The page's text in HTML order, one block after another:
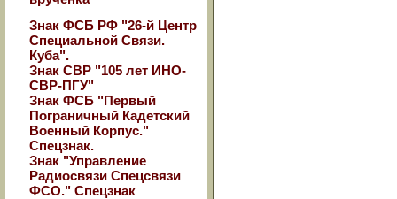
Знак ФСБ РФ "26-й Центр
Специальной Связи.
Куба".
Знак СВР "105 лет ИНО-
СВР-ПГУ"
Знак ФСБ "Первый
Пограничный Кадетский
Военный Корпус."
Спецзнак.
Знак "Управление
Радиосвязи Спецсвязи
ФСО." Спецзнак